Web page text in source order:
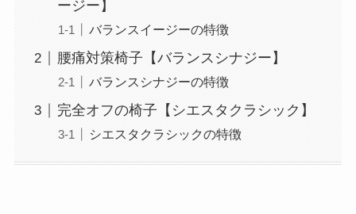
ージー】
バランスイージーの特徴
腰痛対策椅子【バランスシナジー】
バランスシナジーの特徴
完全オフの椅子【シエスタクラシック】
シエスタクラシックの特徴